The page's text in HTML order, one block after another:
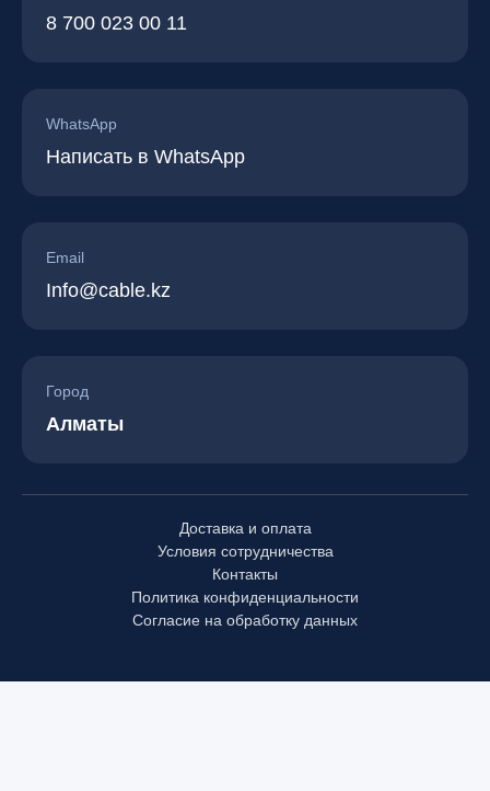
8 700 023 00 11
WhatsApp
Написать в WhatsApp
Email
Info@cable.kz
Город
Алматы
Доставка и оплата
Условия сотрудничества
Контакты
Политика конфиденциальности
Согласие на обработку данных